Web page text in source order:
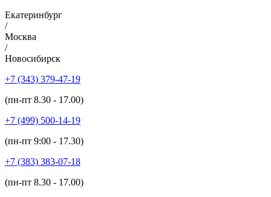
Екатеринбург
/
Москва
/
Новосибирск
+7 (343) 379-47-19
(пн-пт 8.30 - 17.00)
+7 (499) 500-14-19
(пн-пт 9:00 - 17.30)
+7 (383) 383-07-18
(пн-пт 8.30 - 17.00)